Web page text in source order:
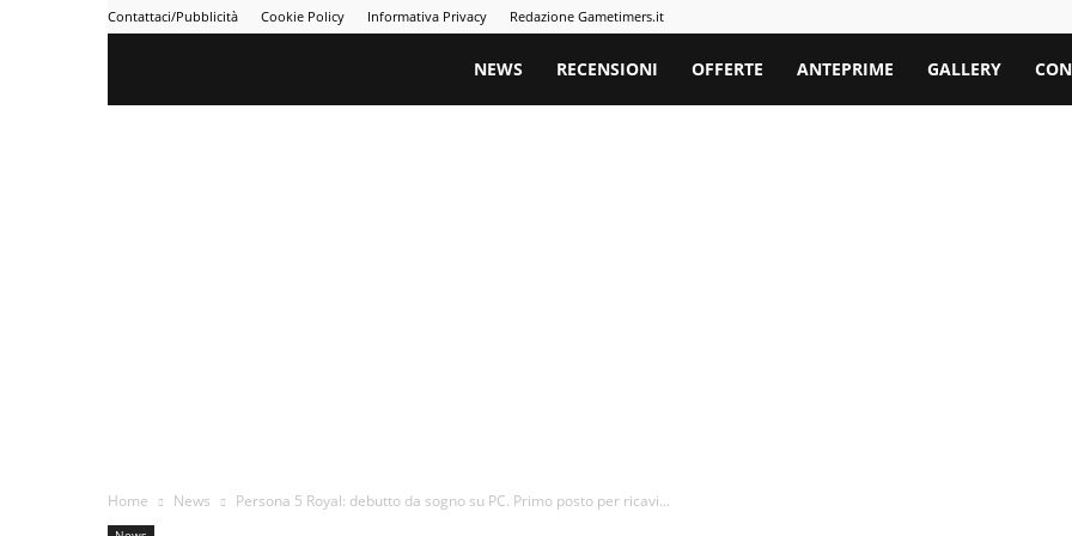
Contattaci/Pubblicità Cookie Policy Informativa Privacy Redazione Gametimers.it
Gametimers
NEWS RECENSIONI OFFERTE ANTEPRIME GALLERY
Home News Persona 5 Royal: debutto da sogno su PC. Primo posto per ricavi...